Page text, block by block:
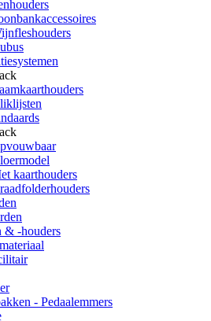
kaarthouders
& -houders
- Pedaalemmers